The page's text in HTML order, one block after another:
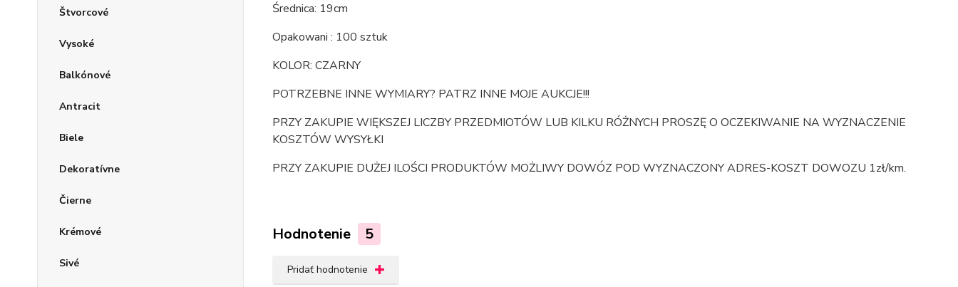
Štvorcové
Vysoké
Balkónové
Antracit
Biele
Dekoratívne
Čierne
Krémové
Sivé
Średnica: 19cm
Opakowani : 100 sztuk
KOLOR: CZARNY
POTRZEBNE INNE WYMIARY? PATRZ INNE MOJE AUKCJE!!!
PRZY ZAKUPIE WIĘKSZEJ LICZBY PRZEDMIOTÓW LUB KILKU RÓŻNYCH PROSZĘ O OCZEKIWANIE NA WYZNACZENIE
KOSZTÓW WYSYŁKI
PRZY ZAKUPIE DUŻEJ ILOŚCI PRODUKTÓW MOŻLIWY DOWÓZ POD WYZNACZONY ADRES-KOSZT DOWOZU 1zł/km.
Hodnotenie 5
Pridať hodnotenie